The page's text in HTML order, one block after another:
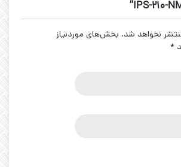
نخواهد شد. بخش‌های موردنیاز
*